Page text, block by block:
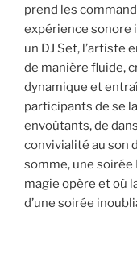
prend les
expérience sonore
un DJ Set, l’artiste
de manière fluide,
dynamique et
participants de se
envoûtants, de
convivialité au son
somme, une soirée
magie opère et où
d’une soirée